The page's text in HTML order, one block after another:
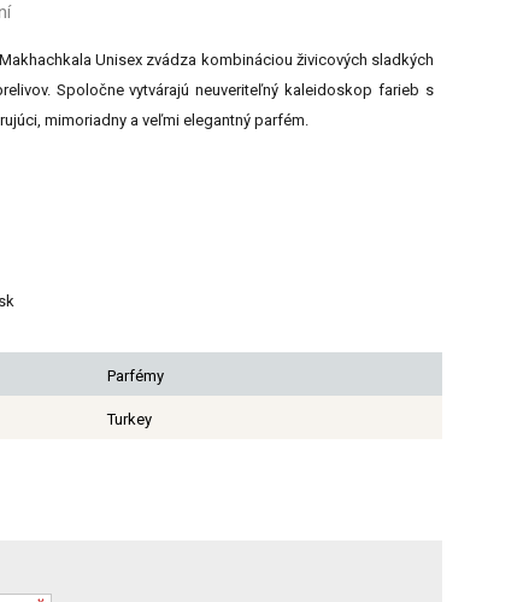
Unisex zvádza kombináciou živicových sladkých
Spoločne vytvárajú neuveriteľný kaleidoskop farieb s
mimoriadny a veľmi elegantný parfém.
Parfémy
Turkey